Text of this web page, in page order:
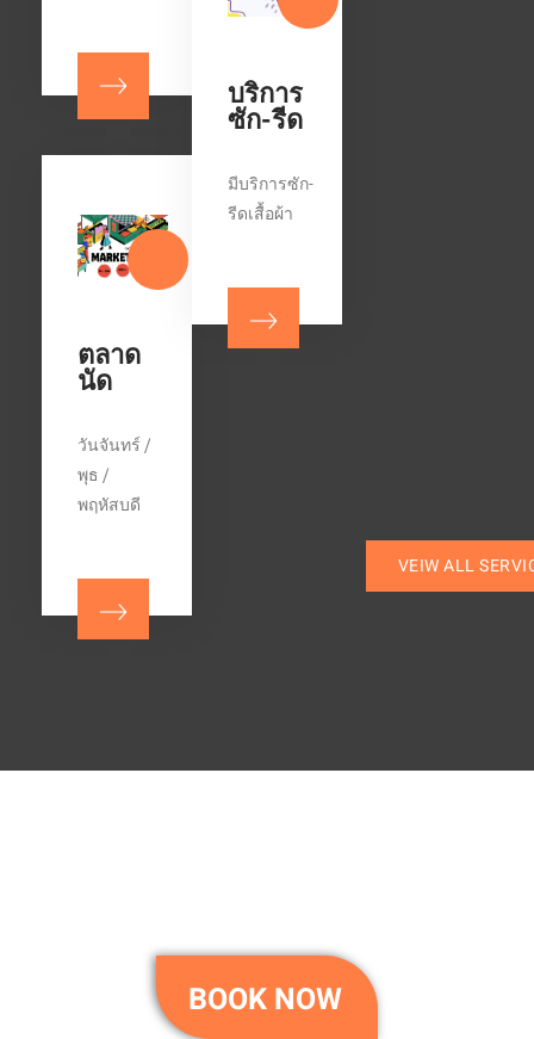
ตลาด
นัด
วันจันทร์ /
พุธ /
พฤหัสบดี
บริการ
ซัก-รีด
มีบริการซัก-
รีดเสื้อผ้า
VEIW ALL
BOOK NOW